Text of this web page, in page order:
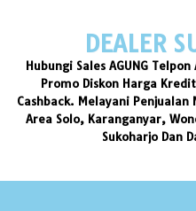
DEALER
Hubungi Sales AGUNG
Promo Diskon Harga
Cashback. Melayani
Area Solo, Karanganyar,
Sukoharjo Dan